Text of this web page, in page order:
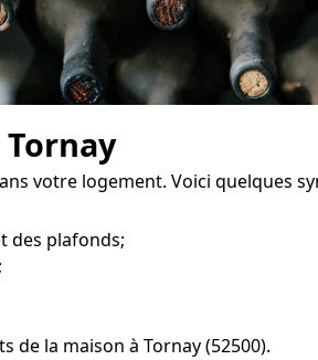
votre logement. Voici quelques
des plafonds;
la maison à Tornay (52500).